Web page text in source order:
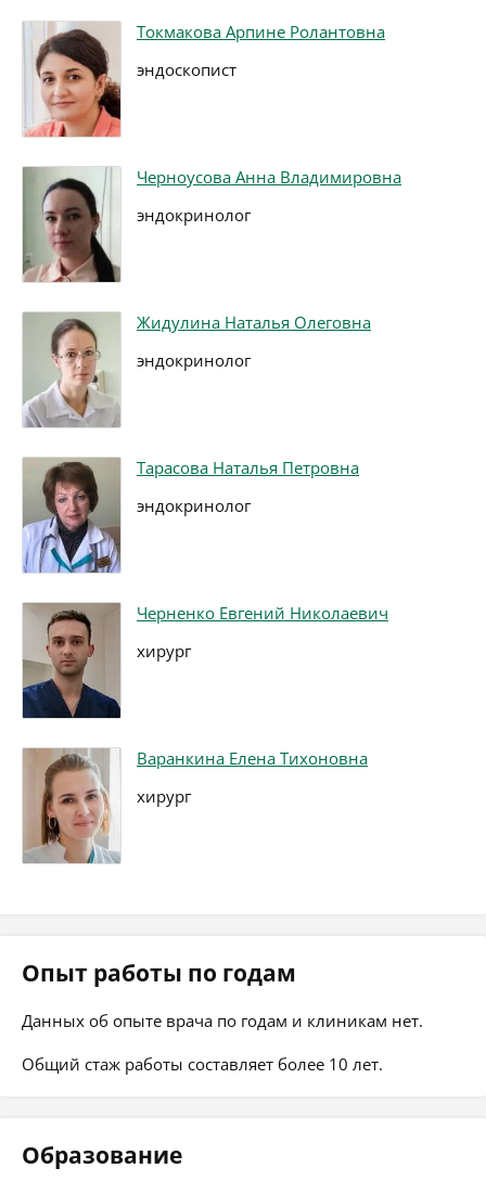
Токмакова Арпине Ролантовна
эндоскопист
Черноусова Анна Владимировна
эндокринолог
Жидулина Наталья Олеговна
эндокринолог
Тарасова Наталья Петровна
эндокринолог
Черненко Евгений Николаевич
хирург
Варанкина Елена Тихоновна
хирург
Опыт работы по годам
Данных об опыте врача по годам и клиникам нет.
Общий стаж работы составляет более 10 лет.
Образование